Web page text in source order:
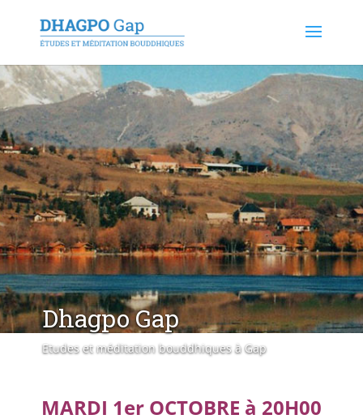
Dhagpo Gap
Etudes et méditation bouddhiques à Gap
MARDI 1er OCTOBRE à 20H00